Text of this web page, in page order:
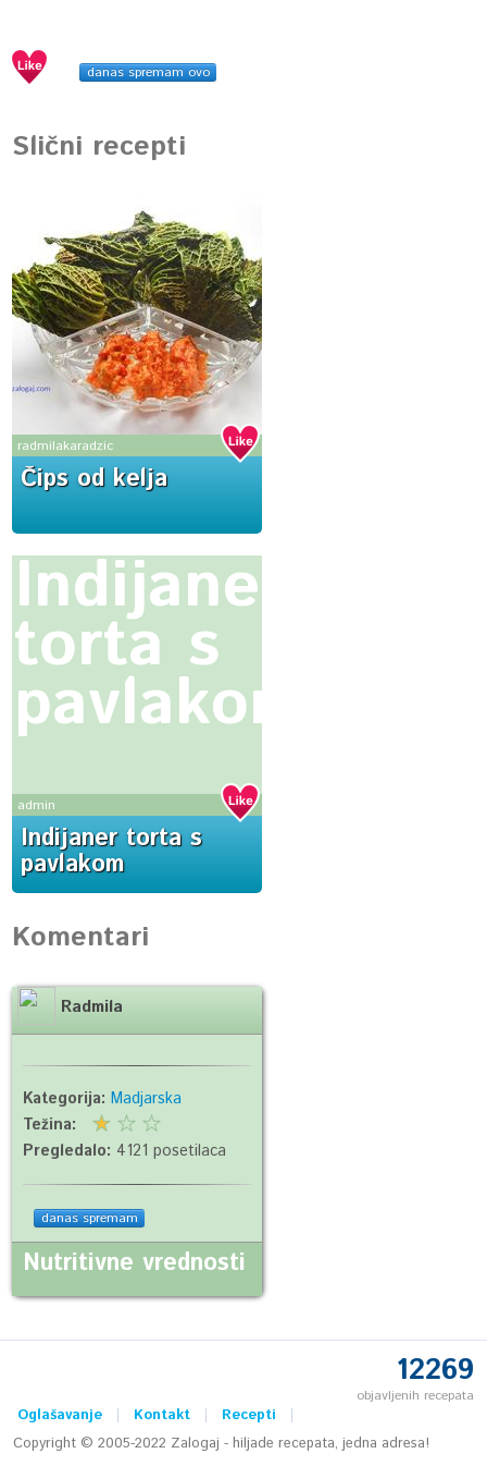
danas spremam ovo
Slični recepti
radmilakaradzic
Čips od kelja
Indijaner
torta s
pavlakom
admin
Indijaner torta s
pavlakom
Komentari
Radmila
Kategorija:Madjarska
Težina:
Pregledalo: 4121 posetilaca
danas spremam
Nutritivne vrednosti
12269
objavljenih recepata
Oglašavanje Kontakt
Recepti
Copyright © 2005-2022 Zalogaj - hiljade recepata, jedna adresa!